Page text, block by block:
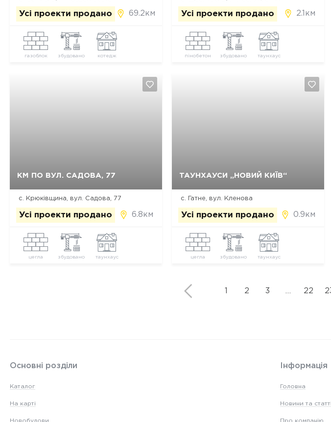
Усі проекти продано 69.2км
газоблок збудовано котедж
Усі проекти продано 2.1км
пінобетон збудовано таунхаус
КМ ПО ВУЛ. САДОВА, 77
с. Крюківщина, вул. Садова, 77
Усі проекти продано 6.8км
цегла збудовано таунхаус
Так, видалити Відміна ТАУНХАУСИ „НОВИЙ КИЇВ“
с. Гатне, вул. Кленова
Усі проекти продано 0.9км
цегла збудовано таунхаус
Так, видалити Відміна
2 3 … 22
Основні розділи
Каталог
На карті
Новобудови
Інформація
Головна
Новини та статті
Про компанію